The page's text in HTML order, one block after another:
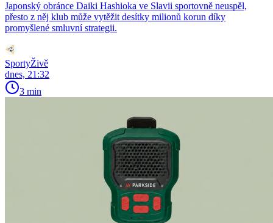
Japonský obránce Daiki Hashioka ve Slavii sportovně neuspěl,
přesto z něj klub může vytěžit desítky milionů korun díky
promyšlené smluvní strategii.
SportyŽivě
dnes, 21:32
3 min